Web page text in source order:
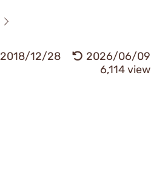
2018/12/28
2026/06/09
6,114 view